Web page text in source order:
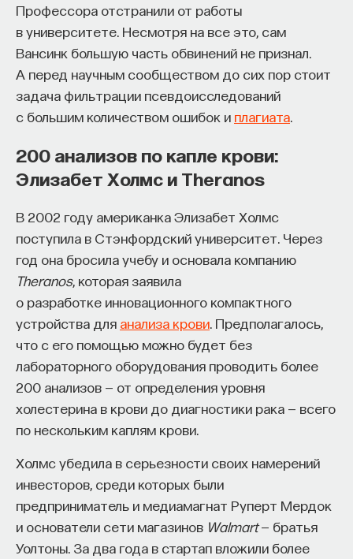
Профессора отстранили от работы
в университете. Несмотря на все это, сам
Вансинк большую часть обвинений не признал.
А перед научным сообществом до сих пор стоит
задача фильтрации псевдоисследований
с большим количеством ошибок и плагиата
200 анализов по капле крови:
Элизабет Холмс и Theranos
В 2002 году американка Элизабет Холмс
поступила в Стэнфордский университет. Через
год она бросила учебу и основала компанию
Theranos, которая заявила
о разработке инновационного компактного
устройства для анализа крови . Предполагалось,
что с его помощью можно будет без
лабораторного оборудования проводить более
200 анализов — от определения уровня
холестерина в крови до диагностики рака — всего
по нескольким каплям крови.
Холмс убедила в серьезности своих намерений
инвесторов, среди которых были
предприниматель и медиамагнат Руперт Мердок
и основатели сети магазинов Walmart— братья
Уолтоны. За два года в стартап вложили более